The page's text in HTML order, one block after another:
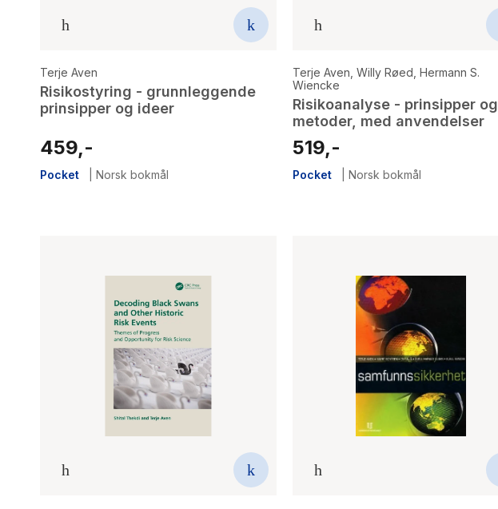
Terje Aven
Risikostyring - grunnleggende
prinsipper og ideer
459,-
Pocket Norsk bokmål
Terje Aven, Willy Røed, Hermann S.
Wiencke
Risikoanalyse - prinsipper og
metoder, med anvendelser
519,-
Pocket Norsk bokmål